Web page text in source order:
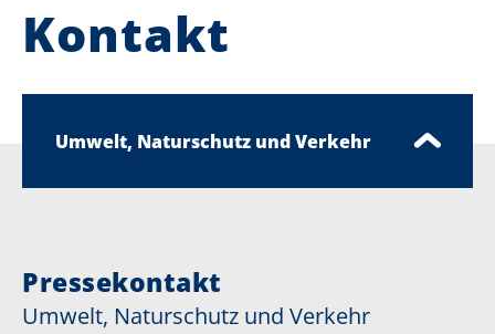
Kontakt
Umwelt, Naturschutz und Verkehr
Pressekontakt
Umwelt, Naturschutz und Verkehr